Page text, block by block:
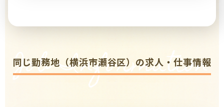
Job Information
同じ勤務地（横浜市瀬谷区）の求人・仕事情報